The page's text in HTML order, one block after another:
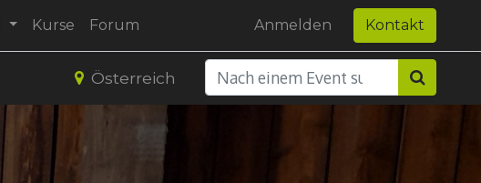
Kurse Forum Anmelden Kontakt
Österreich